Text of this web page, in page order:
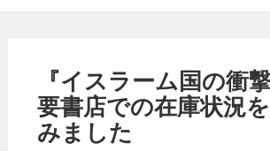
『イスラーム国の衝
要書店での在庫状況
みました